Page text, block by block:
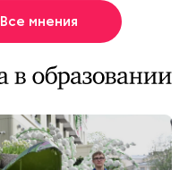
Все мнения